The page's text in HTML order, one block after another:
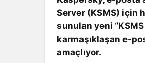
Server (KSMS) için
sunulan yeni
karmaşıklaşan e-
amaçlıyor.